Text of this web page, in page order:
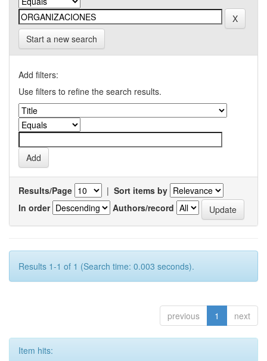
Start a new search
Add filters:
Use filters to refine the search results.
Results/Page | Sort items by
In order
Authors/record
Results 1-1 of 1 (Search time: 0.003 seconds).
previous 1 next
Item hits: